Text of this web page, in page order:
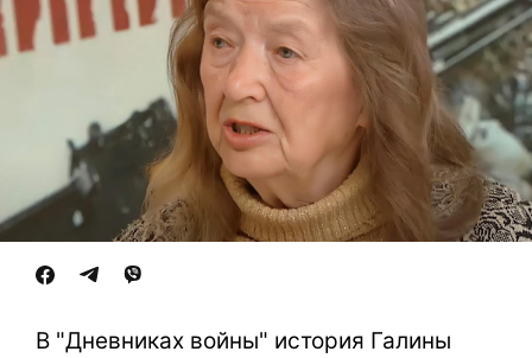
В "Дневниках войны" история Галины